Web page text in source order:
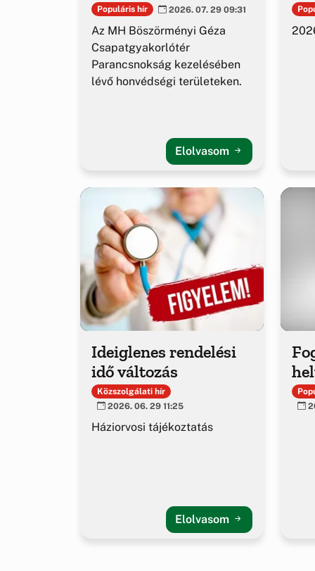
Populáris hír 2026. 07. 29 09:31
Az MH Böszörményi Géza
Csapatgyakorlótér
Parancsnokság kezelésében
lévő honvédségi területeken.
Elolvasom
Ideiglenes rendelési
idő változás
Közszolgálati hír
2026. 06. 29 11:25
Háziorvosi tájékoztatás
Elolvasom